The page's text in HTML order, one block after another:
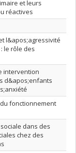
et leurs
réactives
l&apos;agressivité
le rôle des
intervention
d&apos;enfants
fonctionnement
dans des
chez des